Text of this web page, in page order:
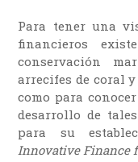
Para tener una
financieros
conservación
arrecifes de coral
como para
desarrollo de
para su
Innovative Finance